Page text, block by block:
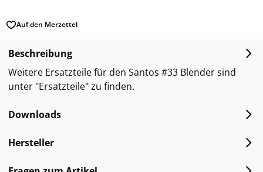
Auf den Merzettel
Beschreibung
Weitere Ersatzteile für den Santos #33 Blender sind
unter "Ersatzteile" zu finden.
Downloads
Hersteller